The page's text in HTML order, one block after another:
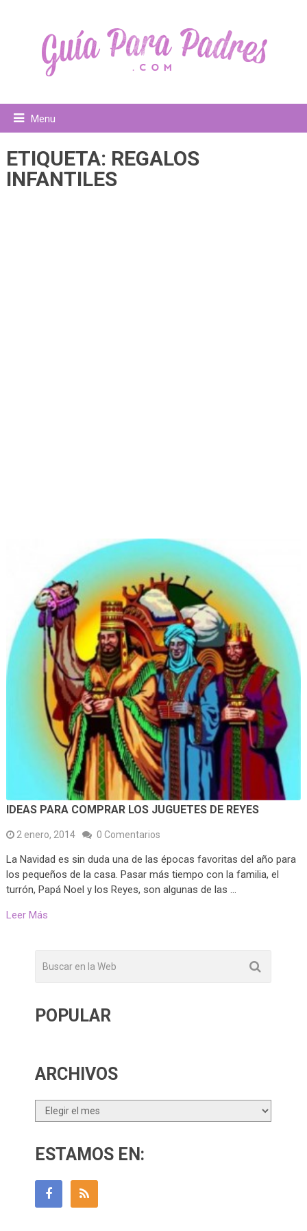
Menu
ETIQUETA: REGALOS
INFANTILES
IDEAS PARA COMPRAR LOS JUGUETES DE REYES
2 enero, 2014 0 Comentarios
La Navidad es sin duda una de las épocas favoritas del año para
los pequeños de la casa. Pasar más tiempo con la familia, el
turrón, Papá Noel y los Reyes, son algunas de las …
Leer Más
POPULAR
ARCHIVOS
Archivos
ESTAMOS EN: